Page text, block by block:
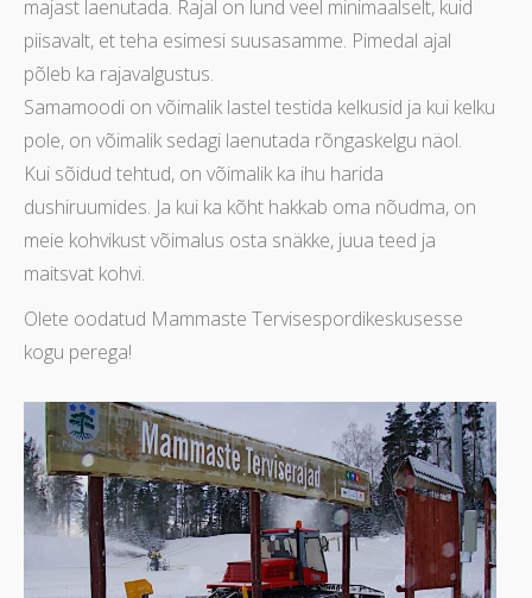
Asukoht ja kontakt
majast laenutada. Rajal on lund veel minimaalselt, kuid
piisavalt, et teha esimesi suusasamme. Pimedal ajal
põleb ka rajavalgustus.
Samamoodi on võimalik lastel testida kelkusid ja kui kelku
pole, on võimalik sedagi laenutada rõngaskelgu näol.
Kui sõidud tehtud, on võimalik ka ihu harida
dushiruumides. Ja kui ka kõht hakkab oma nõudma, on
meie kohvikust võimalus osta snäkke, juua teed ja
maitsvat kohvi.
Olete oodatud Mammaste Tervisespordikeskusesse
kogu perega!